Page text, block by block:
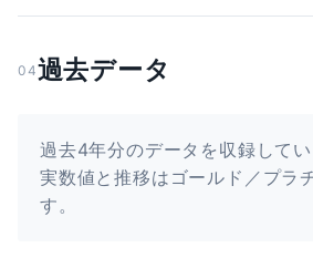
04過去データ
過去4年分のデータを収録して
実数値と推移はゴールド／プラ
す。